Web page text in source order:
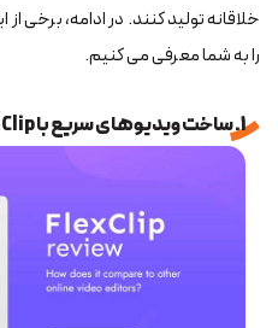
خلاقانه تولید کنند. در ادامه، برخی
را به شما معرفی می کنیم.
1. ساخت ویدیوهای سریع با Flex Clip